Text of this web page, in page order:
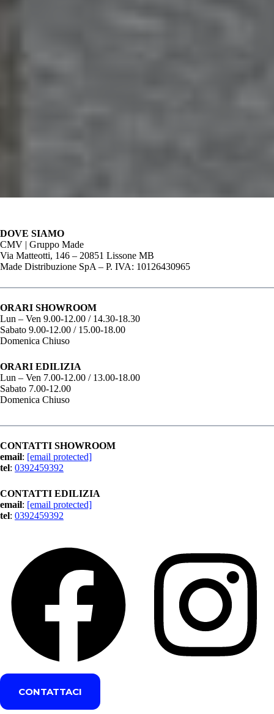
DOVE SIAMO
CMV | Gruppo Made
Via Matteotti, 146 – 20851 Lissone MB
Made Distribuzione SpA – P. IVA: 10126430965
ORARI SHOWROOM
Lun – Ven 9.00-12.00 / 14.30-18.30
Sabato 9.00-12.00 / 15.00-18.00
Domenica Chiuso
ORARI EDILIZIA
Lun – Ven 7.00-12.00 / 13.00-18.00
Sabato 7.00-12.00
Domenica Chiuso
CONTATTI SHOWROOM
email: [email protected]
tel: 0392459392
CONTATTI EDILIZIA
email: [email protected]
tel: 0392459392
CONTATTACI